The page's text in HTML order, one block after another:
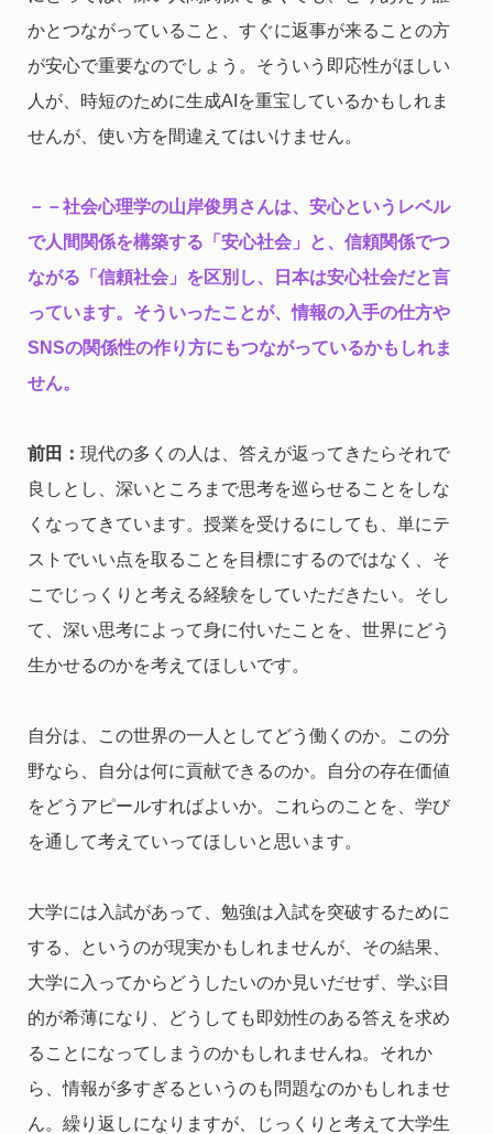
かとつながっていること、すぐに返事が来ることの方
が安心で重要なのでしょう。そういう即応性がほしい
人が、時短のために生成AIを重宝しているかもしれま
せんが、使い方を間違えてはいけません。
－－社会心理学の山岸俊男さんは、安心というレベル
で人間関係を構築する「安心社会」と、信頼関係でつ
ながる「信頼社会」を区別し、日本は安心社会だと言
っています。そういったことが、情報の入手の仕方や
SNSの関係性の作り方にもつながっているかもしれま
せん。
前田： 現代の多くの人は、答えが返ってきたらそれで
良しとし、深いところまで思考を巡らせることをしな
くなってきています。授業を受けるにしても、単にテ
ストでいい点を取ることを目標にするのではなく、そ
こでじっくりと考える経験をしていただきたい。そし
て、深い思考によって身に付いたことを、世界にどう
生かせるのかを考えてほしいです。
自分は、この世界の一人としてどう働くのか。この分
野なら、自分は何に貢献できるのか。自分の存在価値
をどうアピールすればよいか。これらのことを、学び
を通して考えていってほしいと思います。
大学には入試があって、勉強は入試を突破するために
する、というのが現実かもしれませんが、その結果、
大学に入ってからどうしたいのか見いだせず、学ぶ目
的が希薄になり、どうしても即効性のある答えを求め
ることになってしまうのかもしれませんね。それか
ら、情報が多すぎるというのも問題なのかもしれませ
ん。繰り返しになりますが、じっくりと考えて大学生